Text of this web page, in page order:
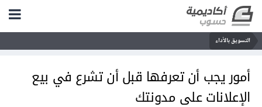
التسويق بالأداء
أمور يجب أن تعرفها قبل أن تشرع في بيع
الإعلانات على مدونتك